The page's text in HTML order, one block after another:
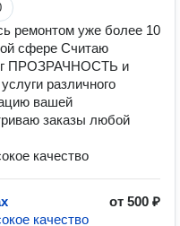
ремонтом уже более 10
сфере Считаю
ПРОЗРАЧНОСТЬ и
различного
вашей
заказы любой
качество
от 500 ₽
качество